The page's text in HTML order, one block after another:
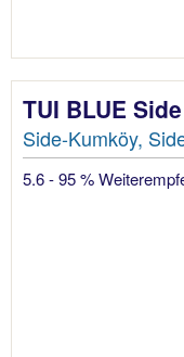
TUI BLUE Side
Side-Kumköy,
5.6 - 95 %